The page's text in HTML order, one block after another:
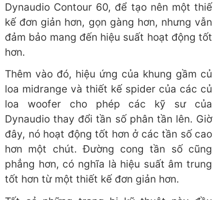
Dynaudio Contour 60, để tạo nên một thiế
kế đơn giản hơn, gọn gàng hơn, nhưng vẫn
đảm bảo mang đến hiệu suất hoạt động tốt
hơn.
Thêm vào đó, hiệu ứng của khung gầm củ
loa midrange và thiết kế spider của các củ
loa woofer cho phép các kỹ sư của
Dynaudio thay đổi tần số phân tần lên. Giờ
đây, nó hoạt động tốt hơn ở các tần số cao
hơn một chút. Đường cong tần số cũng
phẳng hơn, có nghĩa là hiệu suất âm trung
tốt hơn từ một thiết kế đơn giản hơn.